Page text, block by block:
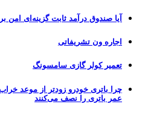
آیا صندوق درآمد ثابت گزینه‌ای
اجاره ون تشریفاتی
تعمیر کولر گازی سامسونگ
عمر باتری را نصف می‌کنند